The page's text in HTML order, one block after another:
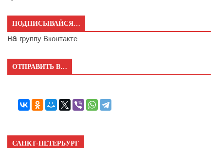
ПОДПИСЫВАЙСЯ…
на группу Вконтакте
ОТПРАВИТЬ В…
САНКТ-ПЕТЕРБУРГ